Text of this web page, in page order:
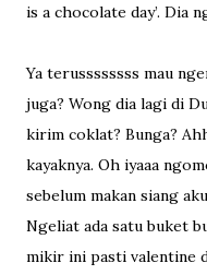
is a chocolate day’. Dia
Ya terussssssss mau
juga? Wong dia lagi di
kirim coklat? Bunga?
kayaknya. Oh iyaaa
sebelum makan siang
Ngeliat ada satu buket
mikir ini pasti valentine